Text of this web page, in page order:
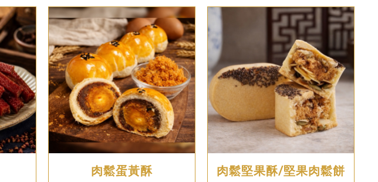
肉鬆蛋黃酥 肉鬆堅果酥/堅果肉鬆餅